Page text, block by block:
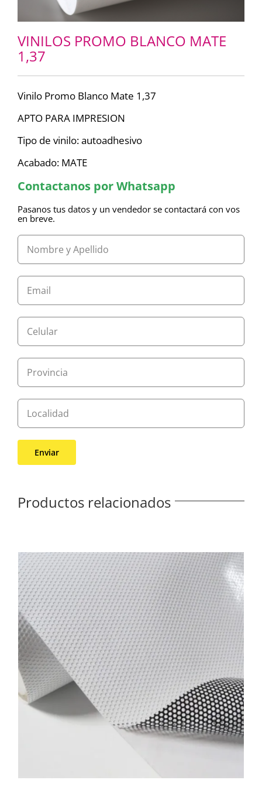
VINILOS PROMO BLANCO MATE
1,37
Vinilo Promo Blanco Mate 1,37
APTO PARA IMPRESION
Tipo de vinilo: autoadhesivo
Acabado: MATE
Contactanos por Whatsapp
Pasanos tus datos y un vendedor se contactará con vos
en breve.
Productos relacionados